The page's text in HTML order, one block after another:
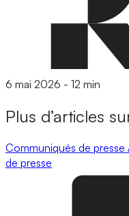
6 mai 2026 - 12 min
Plus d’articles
Communiqués de presse
de presse